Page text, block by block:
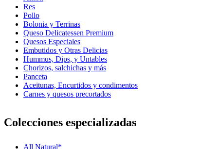
Res
Pollo
Bolonia y Terrinas
Queso Delicatessen Premium
Quesos Especiales
Embutidos y Otras Delicias
Hummus, Dips, y Untables
Chorizos, salchichas y más
Panceta
Aceitunas, Encurtidos y condimentos
Carnes y quesos precortados
Colecciones especializadas
All Natural*